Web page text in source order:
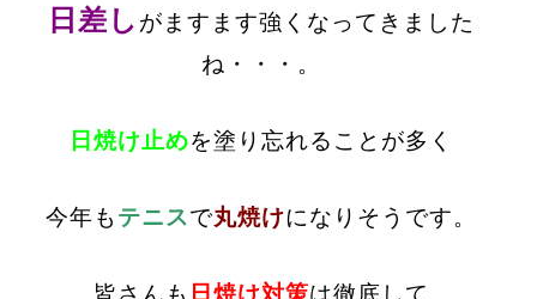
日差し がますます強くなってきました
ね・・・。
日焼け止めを塗り忘れることが多く
今年も テニスで丸焼けになりそうです。
皆さんも 日焼け対策は徹底して